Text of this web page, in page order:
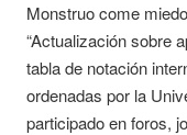
Monstruo come
“Actualización sobre
tabla de notación
ordenadas por la
participado en foros,